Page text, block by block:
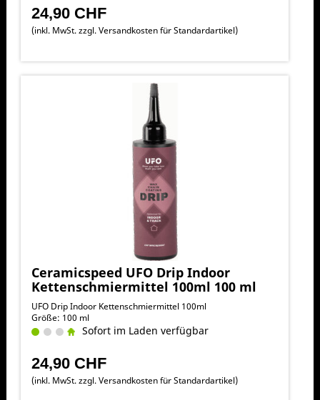
24,90 CHF
(inkl. MwSt. zzgl.Versandkosten für Standardartikel)
Ceramicspeed UFO Drip Indoor
Kettenschmiermittel 100ml 100 ml
UFO Drip Indoor Kettenschmiermittel 100ml
Größe: 100 ml
Sofort im Laden verfügbar
24,90 CHF
(inkl. MwSt. zzgl.Versandkosten für Standardartikel)